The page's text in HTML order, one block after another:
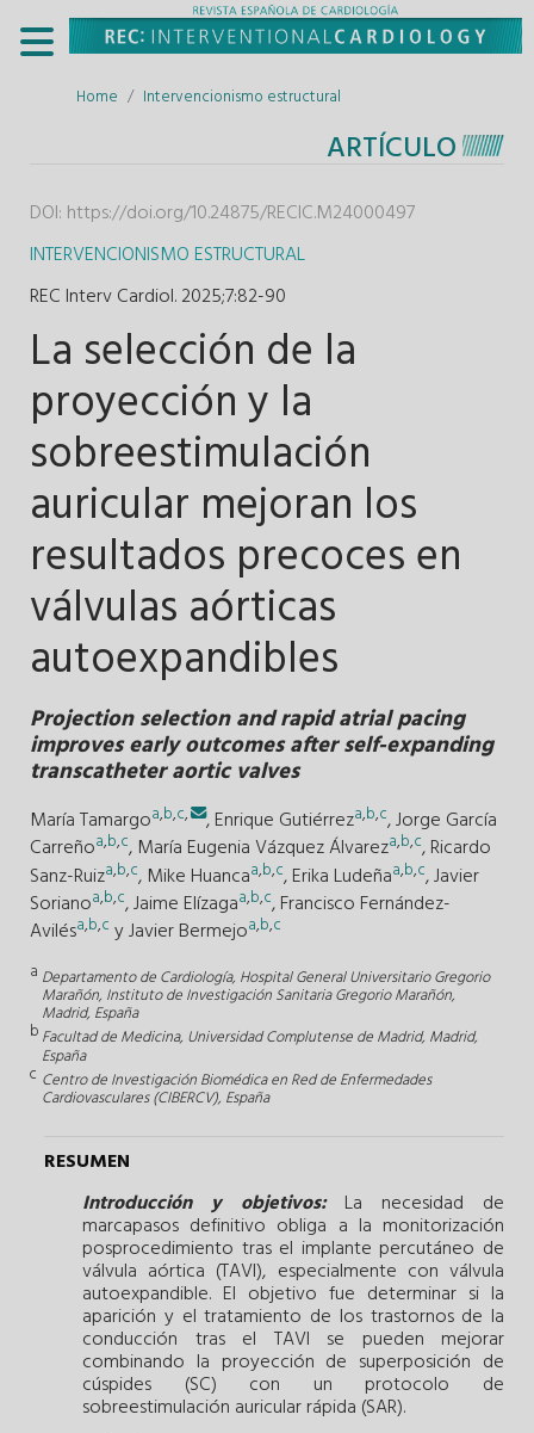
Home Intervencionismo estructural
ARTÍCULO
DOI: https://doi.org/10.24875/RECIC.M24000497
INTERVENCIONISMO ESTRUCTURAL
REC Interv Cardiol. 2025;7:82-90
La selección de la
proyección y la
sobreestimulación
auricular mejoran los
resultados precoces en
válvulas aórticas
autoexpandibles
Projection selection and rapid atrial pacing
improves early outcomes after self-expanding
transcatheter aortic valves
María Tamargoa,b,c, ,Enrique Gutiérreza,b,c,Jorge García
Carreñoa,b,c, María Eugenia Vázquez Álvareza,b,c,Ricardo
Sanz-Ruiza,b,c, Mike Huancaa,b,c,Erika Ludeñaa,b,c,Javier
Sorianoa,b,c,Jaime Elízagaa,b,c,Francisco Fernández-
Avilésa,b,c yJavier Bermejoa,b,c
a Departamento de Cardiología, Hospital General Universitario Gregorio
Marañón, Instituto de Investigación Sanitaria Gregorio Marañón,
Madrid, España
bFacultad de Medicina, Universidad Complutense de Madrid, Madrid,
España
c Centro de Investigación Biomédica en Red de Enfermedades
Cardiovasculares (CIBERCV), España
RESUMEN
Introducción y objetivos:La necesidad de
marcapasos definitivo obliga a la monitorización
posprocedimiento tras el implante percutáneo de
válvula aórtica (TAVI), especialmente con válvula
autoexpandible. El objetivo fue determinar si la
aparición y el tratamiento de los trastornos de la
conducción tras el TAVI se pueden mejorar
combinando la proyección de superposición de
cúspides (SC) con un protocolo de
sobreestimulación auricular rápida (SAR).